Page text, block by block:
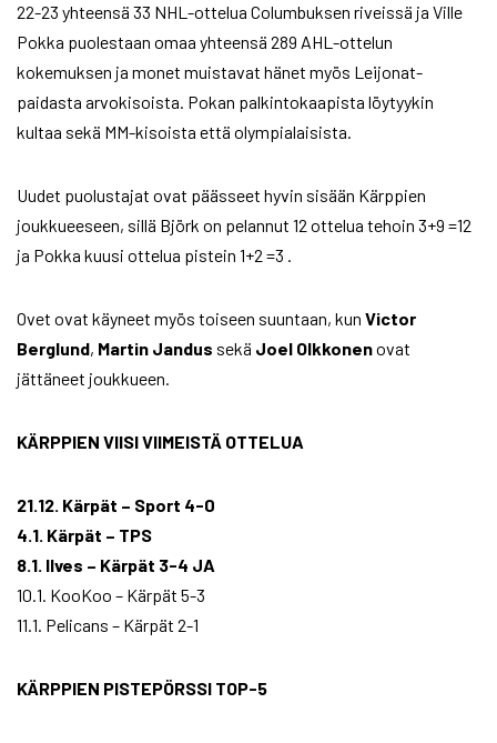
22-23 yhteensä 33 NHL-ottelua Columbuksen riveissä ja Ville
Pokka puolestaan omaa yhteensä 289 AHL-ottelun
kokemuksen ja monet muistavat hänet myös Leijonat-
paidasta arvokisoista. Pokan palkintokaapista löytyykin
kultaa sekä MM-kisoista että olympialaisista.
Uudet puolustajat ovat päässeet hyvin sisään Kärppien
joukkueeseen, sillä Björk on pelannut 12 ottelua tehoin 3+9 =12
ja Pokka kuusi ottelua pistein 1+2 =3 .
Ovet ovat käyneet myös toiseen suuntaan, kun Victor
Berglund, Martin Jandus sekä Joel Olkkonenovat
jättäneet joukkueen.
KÄRPPIEN VIISI VIIMEISTÄ OTTELUA
21.12. Kärpät – Sport 4-0
4.1. Kärpät – TPS
8.1. Ilves – Kärpät 3-4 JA
10.1. KooKoo – Kärpät 5-3
11.1. Pelicans – Kärpät 2-1
KÄRPPIEN PISTEPÖRSSI TOP-5